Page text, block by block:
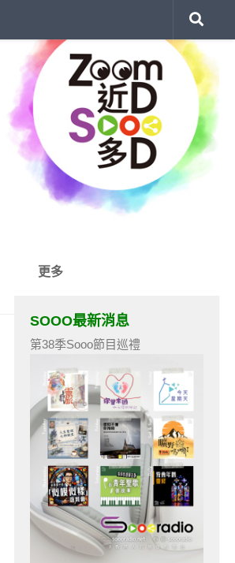
更多
SOOO最新消息
第38季Sooo節目巡禮